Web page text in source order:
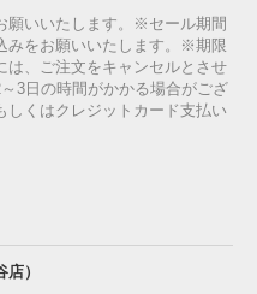
願いいたします。※セール期間
みをお願いいたします。※期限
は、ご注文をキャンセルとさせ
3日の時間がかかる場合がござ
しくはクレジットカード支払い
）